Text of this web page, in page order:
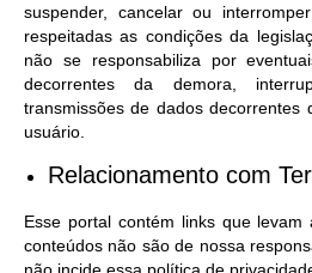
suspender, cancelar ou
respeitadas as condições da
não se responsabiliza por
decorrentes da demora,
transmissões de dados decorrentes
usuário.
Relacionamento com
Esse portal contém links que
conteúdos não são de nossa